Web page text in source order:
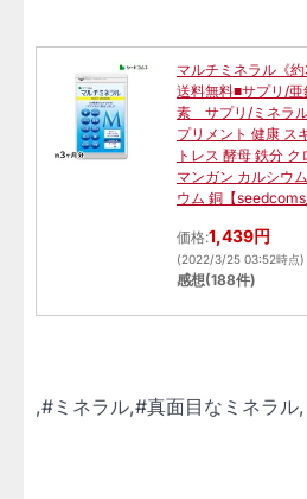
マルチミネラル《
送料無料■サプリ/亜
素 サプリ/ミネラ
プリメント 健康 ス
トレス 酵母 鉄分 ク
マンガン カルシウ
ウム 銅【
価格:1,439円
(2022/3/25 03:52時点)
感想(188件)
,#ミネラル,#真面目なミネラル,